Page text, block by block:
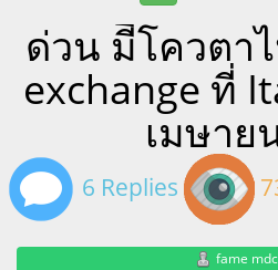
ด่วน มีีโควตา
exchange ที่
เมษา
6 Replies
fame